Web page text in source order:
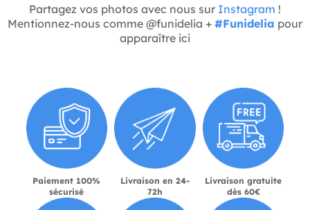
Partagez vos photos avec nous sur Instagram !
Mentionnez-nous comme @funidelia + #Funidelia pour
apparaître ici
Paiement 100%
sécurisé
Livraison en 24-
72h
Livraison gratuite
dès 60€